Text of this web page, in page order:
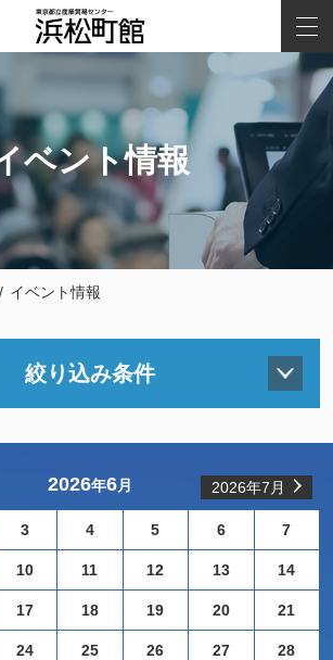
ベント情報
イベント情報
絞り込み条件
2026年6月 2026年7月
3 4 5 6 7
10 11 12 13 14
17 18 19 20 21
24 25 26 27 28